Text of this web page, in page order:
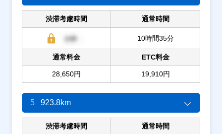
渋滞考慮時間 通常時間
10時間35分
通常料金
28,650円
ETC料金
19,910円
5 923.8km
渋滞考慮時間 通常時間